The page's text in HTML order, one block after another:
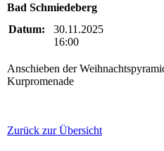
Bad Schmiedeberg
Datum:
30.11.2025
16:00
Anschieben der
Kurpromenade
Zurück zur Übersicht